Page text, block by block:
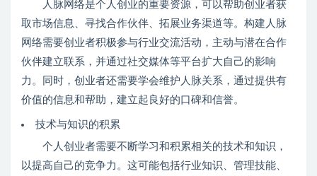
人脉网络是个人创业的重要资源，可以帮助创业者获
取市场信息、寻找合作伙伴、拓展业务渠道等。构建人脉
网络需要创业者积极参与行业交流活动，主动与潜在合作
伙伴建立联系，并通过社交媒体等平台扩大自己的影响
力。同时，创业者还需要学会维护人脉关系，通过提供有
价值的信息和帮助，建立起良好的口碑和信誉。
技术与知识的积累
个人创业者需要不断学习和积累相关的技术和知识，
以提高自己的竞争力。这可能包括行业知识、管理技能、